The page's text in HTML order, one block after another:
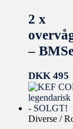
2 x
–
DKK 495
Diverse /